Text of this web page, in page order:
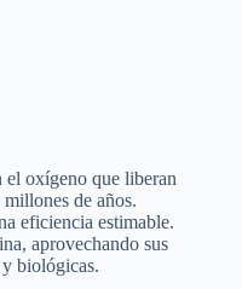
el oxígeno que liberan
de años.
eficiencia estimable.
aprovechando sus
biológicas.